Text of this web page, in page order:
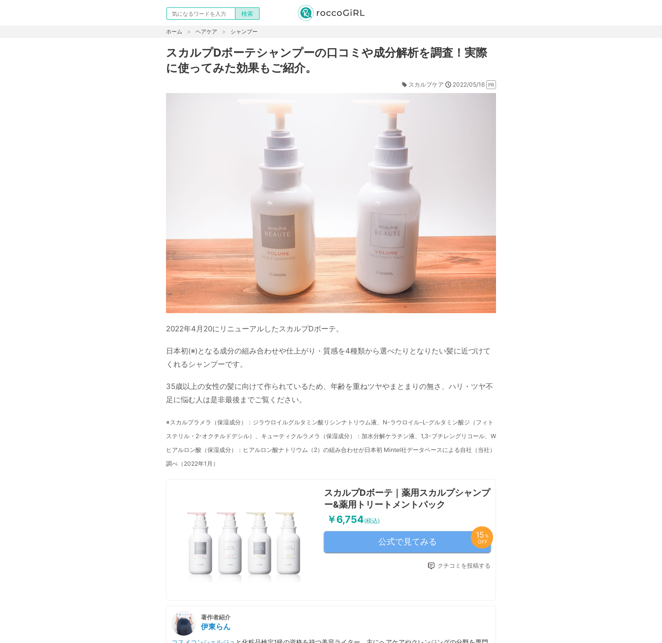
ホーム ヘアケア シャンプー
スカルプDボーテシャンプーの口コミや成分解析を調査！実際
に使ってみた効果もご紹介。
スカルプケア 2022/05/16
2022年4月20にリニューアルしたスカルプDボーテ。
日本初(※)となる成分の組み合わせや仕上がり・質感を4種類から選べたりとなりたい髪に近づけて
くれるシャンプーです。
35歳以上の女性の髪に向けて作られているため、年齢を重ねツヤやまとまりの無さ、ハリ・ツヤ不
足に悩む人は是非最後までご覧ください。
※スカルプラメラ（保湿成分）：ジラウロイルグルタミン酸リシンナトリウム液、N-ラウロイル-L-グルタミン酸ジ（フィト
ステリル・2-オクチルドデシル）、キューティクルラメラ（保湿成分）：加水分解ケラチン液、1,3-ブチレングリコール、W
ヒアルロン酸（保湿成分）：ヒアルロン酸ナトリウム（2）の組み合わせが日本初 Mintel社データベースによる自社（当社）
調べ（2022年1月）
スカルプDボーテ｜薬用スカルプシャンプ
ー&薬用トリートメントパック
￥6,754(税込)
公式で見てみる
15 ％
OFF
クチコミを投稿する
著作者紹介
伊東らん